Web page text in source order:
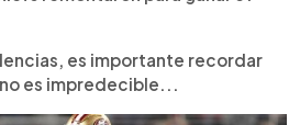
es importante recordar
es impredecible...